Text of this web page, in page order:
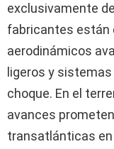
exclusivamente
fabricantes están
aerodinámicos
ligeros y
choque. En el
avances
transatlánticas